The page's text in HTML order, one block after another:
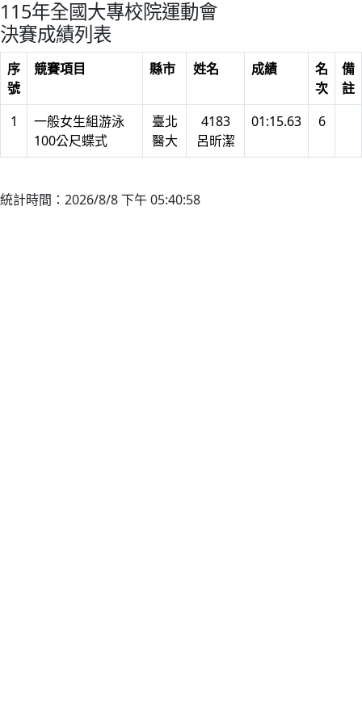
115年全國大專校院運動會
決賽成績列表
序
號
競賽項目 縣市 姓名 成績
名
次
備
註
1
一般女生組游泳
100公尺蝶式
臺北
醫大
4183
呂昕潔
01:15.63 6
統計時間：2026/8/8 下午 05:40:58